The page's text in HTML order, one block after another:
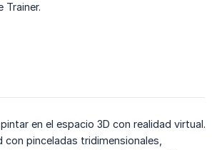
Trainer.
en el espacio 3D con realidad virtual.
pinceladas tridimensionales,